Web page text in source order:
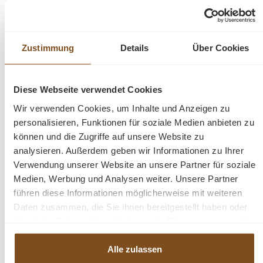
Zustimmung Details Über Cookies
Diese Webseite verwendet Cookies
Wir verwenden Cookies, um Inhalte und Anzeigen zu
personalisieren, Funktionen für soziale Medien anbieten zu
können und die Zugriffe auf unsere Website zu
analysieren. Außerdem geben wir Informationen zu Ihrer
Verwendung unserer Website an unsere Partner für soziale
Medien, Werbung und Analysen weiter. Unsere Partner
führen diese Informationen möglicherweise mit weiteren
Daten zusammen, die Sie ihnen bereitgestellt haben oder
haben.
Alle zulassen
Tische mit einem industriellen Look. Die Tische sind aus
recyceltem Teakholz hergestellt, das mit einem hellen
haben werden.
Abmessungen B/T/H: ca.: 135/87/38 cm
massives Teakholz
Eisengestell
jeder Tisch ein Unikat
recyceltes Teakholz